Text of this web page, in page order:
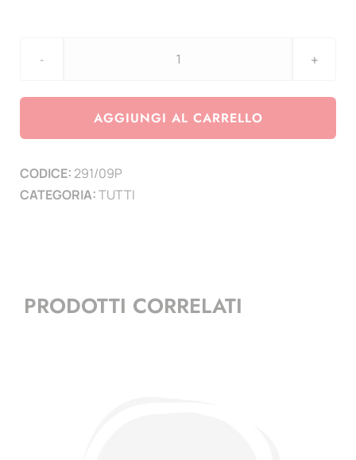
Aggiornamento
quantità
AGGIUNGI AL CARRELLO
CODICE: 291/09P
CATEGORIA:TUTTI
PRODOTTI CORRELATI